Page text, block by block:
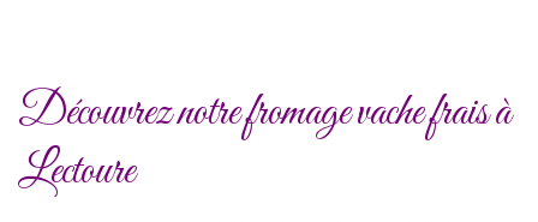
Découvrez notre fromage vache frais à
Lectoure